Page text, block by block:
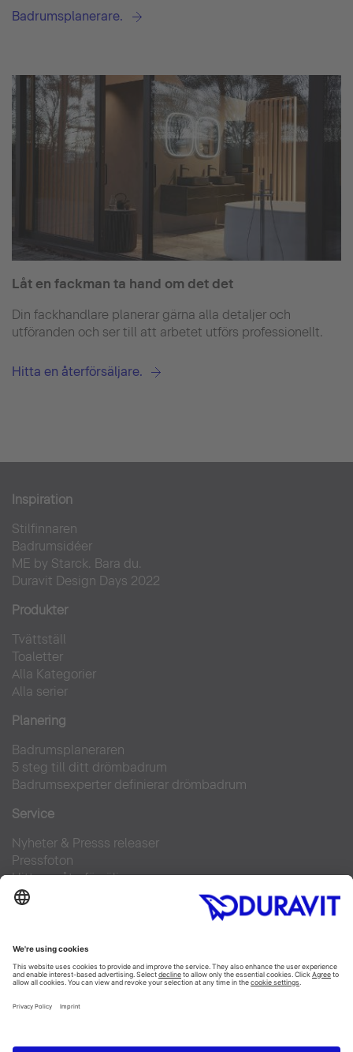
Badrumsplanerare.
Låt en fackman ta hand om det det
Din fackhandlare planerar gärna alla detaljer och
utföranden och ser till att arbetet utförs professionellt.
Hitta en återförsäljare.
Inspiration
Stilfinnaren
Badrumsidéer
ME by Starck. Bara du.
Duravit Design Days 2022
Produkter
Tvättställ
Toaletter
Alla Kategorier
Alla serier
Planering
Badrumsplaneraren
5 steg till ditt drömbadrum
Badrumsexperter definierar drömbadrum
Service
Nyheter & Presss releaser
Pressfoton
Hitta en återförsäljare
FAQs
Facebook
Instagram
Pinterest
Flickr
Linked In